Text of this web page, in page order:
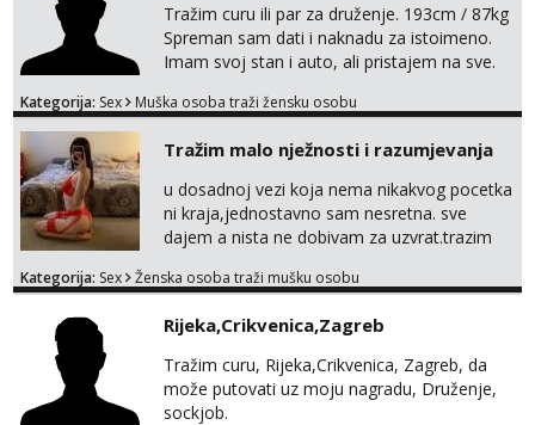
Tražim curu ili par za druženje. 193cm / 87kg
Spreman sam dati i naknadu za istoimeno.
Imam svoj stan i auto, ali pristajem na sve.
brojeve. Molim Vas bez ponuda istog spola.
Kategorija: Sex Muška osoba traži žensku osobu
Tražim malo nježnosti i razumjevanja
u dosadnoj vezi koja nema nikakvog pocetka
ni kraja,jednostavno sam nesretna. sve
dajem a nista ne dobivam za uzvrat.trazim
trazim puno samo malo njeznosti i
poljupce po tijelu koji me jako
pale,obozavam kad muskarac preuzme
kontrolu . javi se :) Klikni na link ispod i nadji
me tamo, cekam te!
Kategorija: Sex Ženska osoba traži mušku osobu
Rijeka,Crikvenica,Zagreb
Tražim curu, Rijeka,Crikvenica, Zagreb, da
može putovati uz moju nagradu, Druženje,
sockjob.